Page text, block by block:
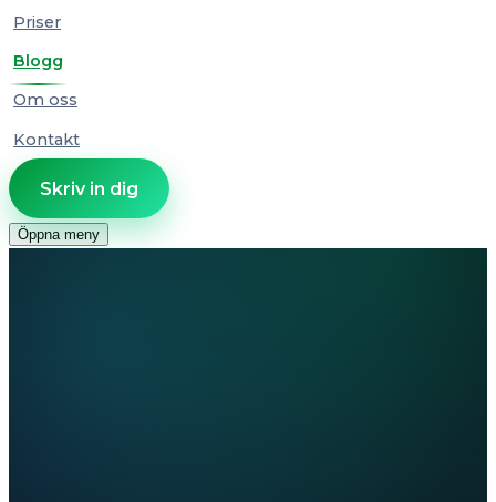
Priser
Blogg
Om oss
Kontakt
Skriv in dig
Öppna meny